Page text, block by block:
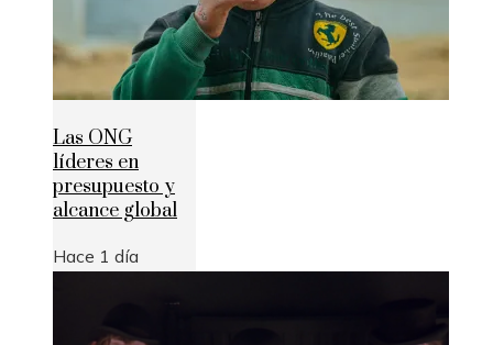
Las ONG
líderes en
presupuesto y
alcance global
Hace 1 día